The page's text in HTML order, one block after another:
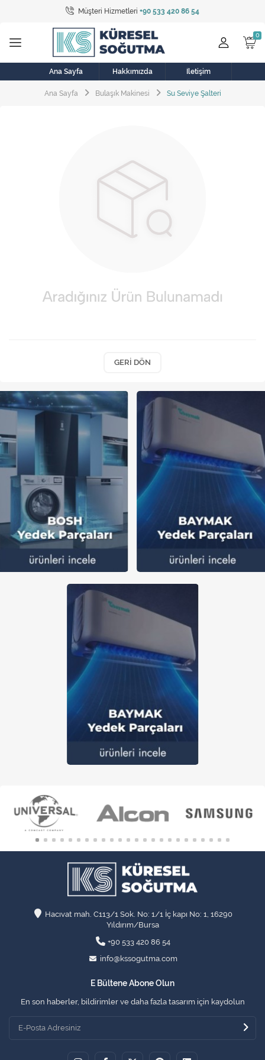
Müşteri Hizmetleri +90 533 420 86 54
Tüm Kategoriler
Bulaşık Makinesi
Buzdolabı
Çamaşır Kurutma Makinesi
Elektrikli Aksamlar
Elektrikli Süpürge
Fan
Klima
Musluk
Soğutma Sistemleri
Şofben ve Termosifon
Ana Sayfa Hakkımızda İletişim
Ana Sayfa Bulaşık Makinesi Su Seviye Şalteri
GERI DÖN
Hacıvat mah. C113/1 Sok. No: 1/1 İç kapı No: 1, 16290
Yıldırım/Bursa
+90 533 420 86 54
info@kssogutma.com
E Bültene Abone Olun
En son haberler, bildirimler ve daha fazla tasarım için kaydolun